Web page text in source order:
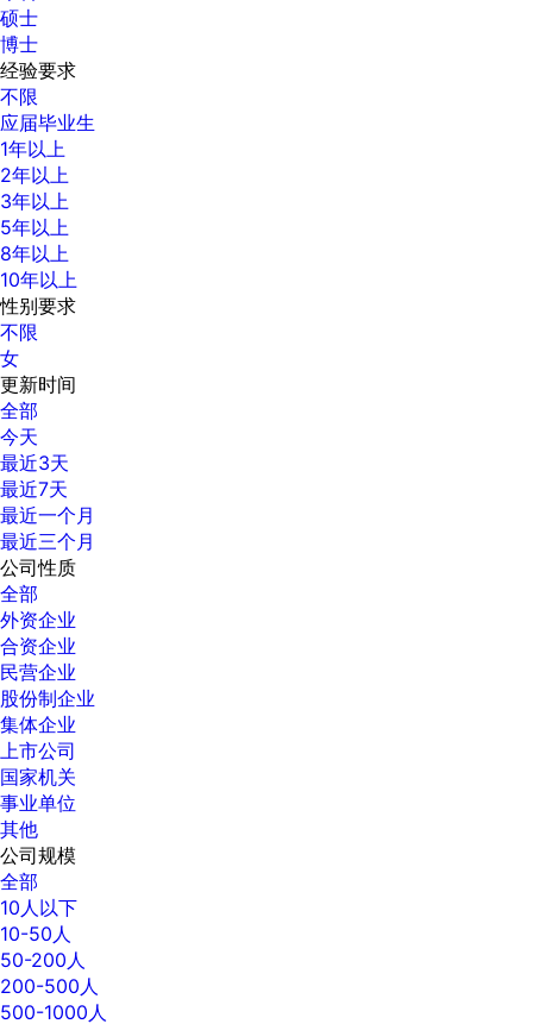
硕士
博士
经验要求
不限
应届毕业生
1年以上
2年以上
3年以上
5年以上
8年以上
10年以上
性别要求
不限
女
更新时间
全部
今天
最近3天
最近7天
最近一个月
最近三个月
公司性质
全部
外资企业
合资企业
民营企业
股份制企业
集体企业
上市公司
国家机关
事业单位
其他
公司规模
全部
10人以下
10-50人
50-200人
200-500人
500-1000人